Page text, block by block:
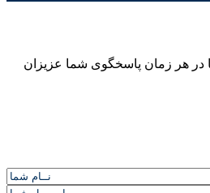
در هر زمان پاسخگوی شما عزیزان